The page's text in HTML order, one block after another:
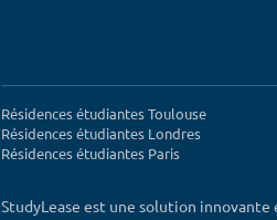
Résidences étudiantes Toulouse
Résidences étudiantes Londres
Résidences étudiantes Paris
StudyLease est une solution